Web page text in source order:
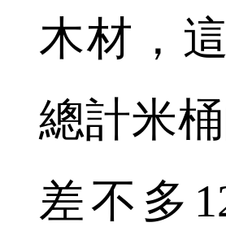
木材，
總計米
差不多